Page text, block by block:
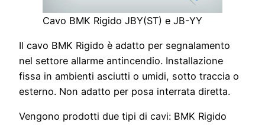
Cavo BMK Rigido JBY(ST) e JB-YY
Il cavo BMK Rigido è adatto per segnalamento
nel settore allarme antincendio. Installazione
fissa in ambienti asciutti o umidi, sotto traccia o
esterno. Non adatto per posa interrata diretta.
Vengono prodotti due tipi di cavi: BMK Rigido